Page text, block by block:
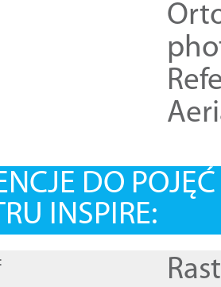
DO
INSPIRE: